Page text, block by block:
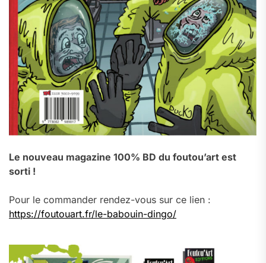
Le nouveau magazine 100% BD du foutou’art est
sorti !
Pour le commander rendez-vous sur ce lien :
https://foutouart.fr/le-babouin-dingo/